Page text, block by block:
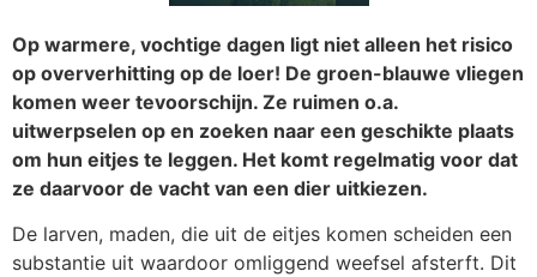
Op warmere, vochtige dagen ligt niet alleen het risico
op oververhitting op de loer! De groen-blauwe vliegen
komen weer tevoorschijn. Ze ruimen o.a.
uitwerpselen op en zoeken naar een geschikte plaats
om hun eitjes te leggen. Het komt regelmatig voor dat
ze daarvoor de vacht van een dier uitkiezen.
De larven, maden, die uit de eitjes komen scheiden een
substantie uit waardoor omliggend weefsel afsterft. Dit